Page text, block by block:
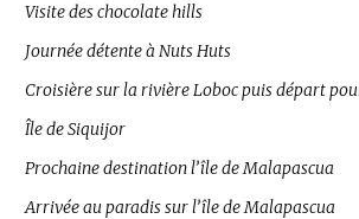
Visite des chocolate hills
Journée détente à Nuts Huts
Croisière sur la rivière Loboc puis départ
Île de Siquijor
Prochaine destination l’île de Malapascua
Arrivée au paradis sur l’île de Malapascua